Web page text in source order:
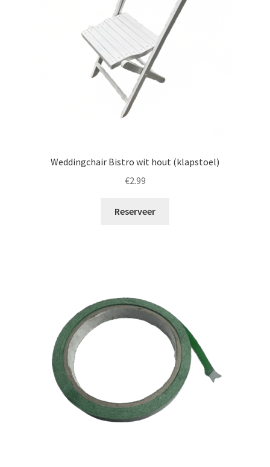
Weddingchair Bistro wit hout (klapstoel)
€2.99
Reserveer